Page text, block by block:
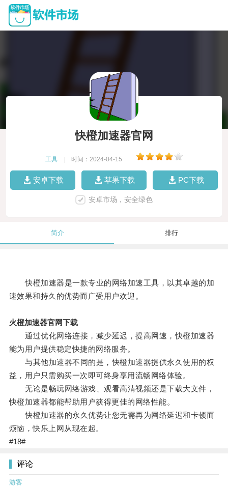
快橙加速器官网
工具 时间：2024-04-15
安卓下载 苹果下载 PC下载
安卓市场，安全绿色
简介 排行
快橙加速器是一款专业的网络加速工具，以其卓越的加
速效果和持久的优势而广受用户欢迎。
火橙加速器官网下载
通过优化网络连接，减少延迟，提高网速，快橙加速器
能为用户提供稳定快捷的网络服务。
与其他加速器不同的是，快橙加速器提供永久使用的权
益，用户只需购买一次即可终身享用流畅网络体验。
无论是畅玩网络游戏、观看高清视频还是下载大文件，
快橙加速器都能帮助用户获得更佳的网络性能。
快橙加速器的永久优势让您无需再为网络延迟和卡顿而
烦恼，快乐上网从现在起。
#18#
评论
游客